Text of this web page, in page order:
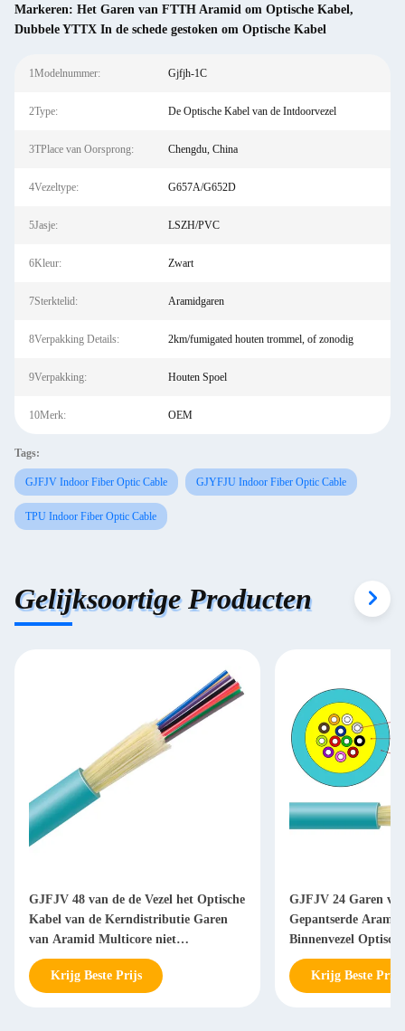
Markeren: Het Garen van FTTH Aramid om Optische Kabel,
Dubbele YTTX In de schede gestoken om Optische Kabel
1Modelnummer: Gjfjh-1C
2Type: De Optische Kabel van de Intdoorvezel
3TPlace van Oorsprong: Chengdu, China
4Vezeltype: G657A/G652D
5Jasje: LSZH/PVC
6Kleur: Zwart
7Sterktelid: Aramidgaren
8Verpakking Details: 2km/fumigated houten trommel, of zonodig
9Verpakking: Houten Spoel
10Merk: OEM
Tags:
GJFJV Indoor Fiber Optic Cable GJYFJU Indoor Fiber Optic Cable
TPU Indoor Fiber Optic Cable
Gelijksoortige Producten
GJFJV 48 van de de Vezel het Optische
Kabel van de Kerndistributie Garen
van Aramid Multicore niet
Gepantserde
Krijg Beste Prijs
GJFJV 24 Garen
Gepantserde
Binnenvezel Optische
Krijg Beste Prijs